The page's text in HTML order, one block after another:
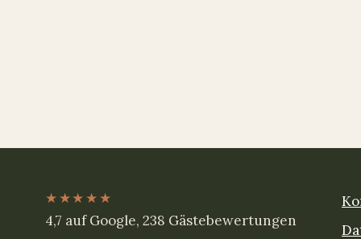
★★★★★
4,7 auf Google, 238 Gästebewertungen